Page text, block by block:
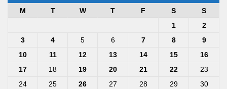
M
T W T F S
S
1
2
3
4 5 6 7 8
9
10
11 12 13 14 15
16
17
18 19 20 21 22
23
24
25 26 27 28 29
30